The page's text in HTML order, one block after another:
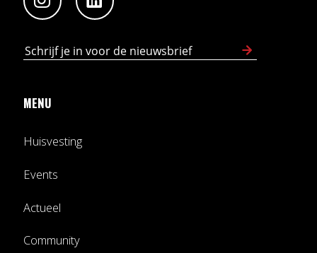
MENU
Huisvesting
Events
Actueel
Community